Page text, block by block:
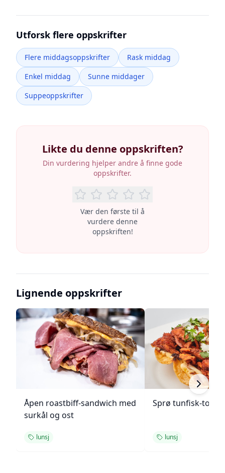
Utforsk flere oppskrifter
Flere middagsoppskrifter
Rask middag
Enkel middag
Sunne middager
Suppeoppskrifter
Likte du denne oppskriften?
Din vurdering hjelper andre å finne gode
oppskrifter.
Vær den første til å
vurdere denne
oppskriften!
Lignende oppskrifter
Åpen roastbiff-sandwich med
surkål og ost
lunsj
Sprø tunfisk-
lunsj